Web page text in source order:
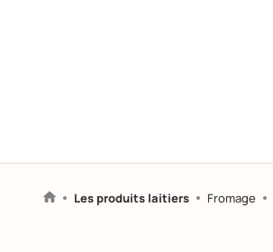
Les produits laitiers Fromage